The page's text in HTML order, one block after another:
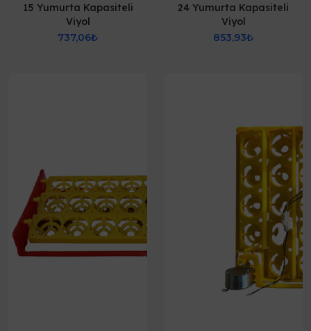
15 Yumurta Kapasiteli
Viyol
737,06₺
24 Yumurta Kapasiteli
Viyol
853,93₺